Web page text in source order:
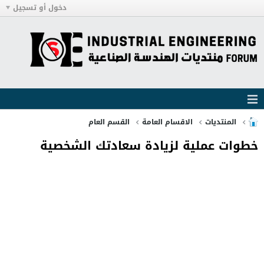
دخول أو تسجيل
المنتديات الاقسام العامة القسم العام
خطوات عملية لزيادة سعادتك الشخصية